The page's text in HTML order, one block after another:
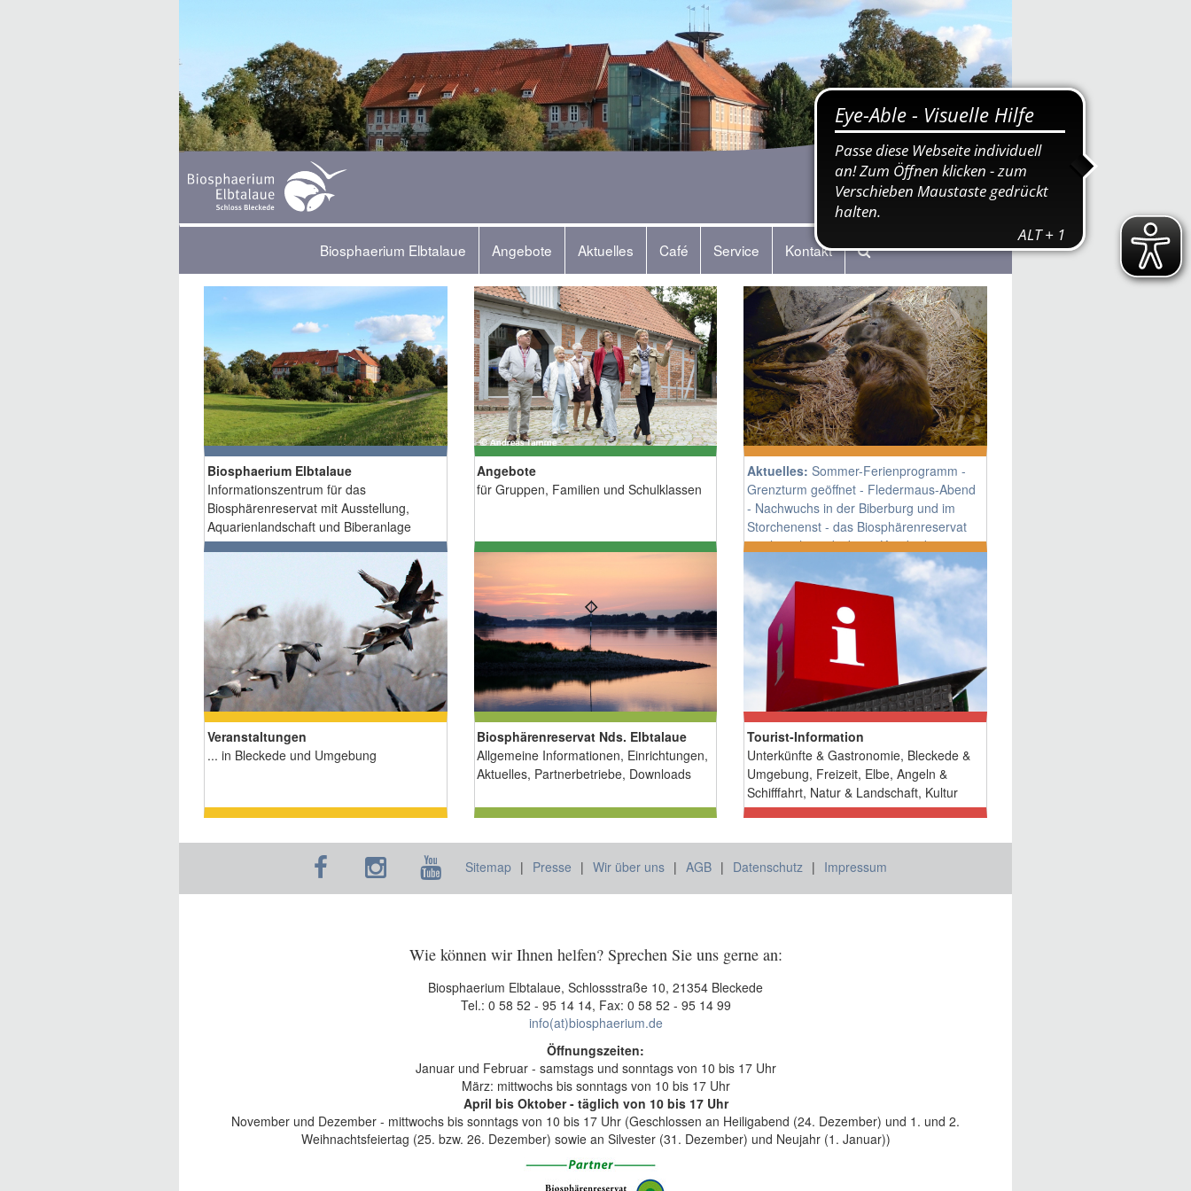
Biosphaerium Elbtalaue Angebote Aktuelles Café Service Kontakt
Biosphaerium Elbtalaue
Informationszentrum für das
Biosphärenreservat mit Ausstellung,
Aquarienlandschaft und Biberanlage
Angebote
für Gruppen, Familien und Schulklassen
Aktuelles: Sommer-Ferienprogramm -
Grenzturm geöffnet - Fledermaus-Abend
- Nachwuchs in der Biberburg und im
Storchenenst -das Biosphärenreservat
spielerisch entdecken -Kronkorken-
Sammlung - Abenteuer mit Enni
Veranstaltungen
... in Bleckede und Umgebung
Biosphärenreservat Nds. Elbtalaue
Allgemeine Informationen, Einrichtungen,
Aktuelles, Partnerbetriebe, Downloads
Tourist-Information
Unterkünfte & Gastronomie, Bleckede &
Umgebung, Freizeit, Elbe, Angeln &
Schifffahrt, Natur & Landschaft, Kultur
Sitemap Presse Wir über uns AGB Datenschutz Impressum
Wie können wir Ihnen helfen? Sprechen Sie uns gerne an:
Biosphaerium Elbtalaue, Schlossstraße 10, 21354 Bleckede
Tel.: 0 58 52 - 95 14 14, Fax: 0 58 52 - 95 14 99
info(at)biosphaerium.de
Öffnungszeiten:
Januar und Februar - samstags und sonntags von 10 bis 17 Uhr
März: mittwochs bis sonntags von 10 bis 17 Uhr
April bis Oktober - täglich von 10 bis 17 Uhr
November und Dezember - mittwochs bis sonntags von 10 bis 17 Uhr (Geschlossen an Heiligabend (24. Dezember) und 1. und 2.
Weihnachtsfeiertag (25. bzw. 26. Dezember) sowie an Silvester (31. Dezember) und Neujahr (1. Januar))